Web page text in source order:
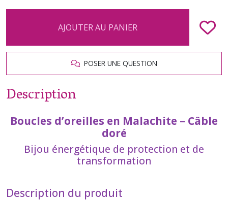
AJOUTER AU PANIER
POSER UNE QUESTION
Description
Boucles d’oreilles en Malachite – Câble
doré
Bijou énergétique de protection et de
transformation
Description du produit